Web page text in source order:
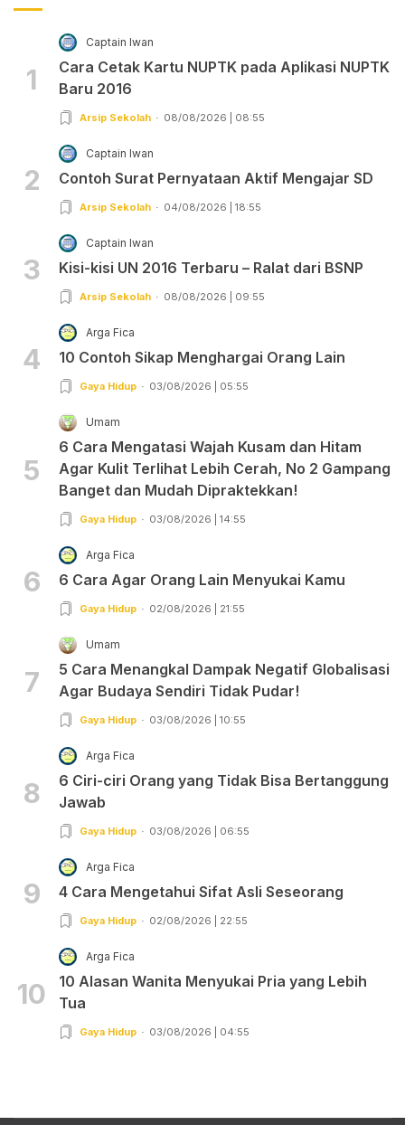
1
Captain Iwan
Cara Cetak Kartu NUPTK pada Aplikasi NUPTK
Baru 2016
Arsip Sekolah 08/08/2026 | 08:55
2
Captain Iwan
Contoh Surat Pernyataan Aktif Mengajar SD
Arsip Sekolah 04/08/2026 | 18:55
3
Captain Iwan
Kisi-kisi UN 2016 Terbaru – Ralat dari BSNP
Arsip Sekolah 08/08/2026 | 09:55
4
Arga Fica
10 Contoh Sikap Menghargai Orang Lain
Gaya Hidup 03/08/2026 | 05:55
5
Umam
6 Cara Mengatasi Wajah Kusam dan Hitam
Agar Kulit Terlihat Lebih Cerah, No 2 Gampang
Banget dan Mudah Dipraktekkan!
Gaya Hidup 03/08/2026 | 14:55
6
Arga Fica
6 Cara Agar Orang Lain Menyukai Kamu
Gaya Hidup 02/08/2026 | 21:55
7
Umam
5 Cara Menangkal Dampak Negatif Globalisasi
Agar Budaya Sendiri Tidak Pudar!
Gaya Hidup 03/08/2026 | 10:55
8
Arga Fica
6 Ciri-ciri Orang yang Tidak Bisa Bertanggung
Jawab
Gaya Hidup 03/08/2026 | 06:55
9
Arga Fica
4 Cara Mengetahui Sifat Asli Seseorang
Gaya Hidup 02/08/2026 | 22:55
10
Arga Fica
10 Alasan Wanita Menyukai Pria yang Lebih
Tua
Gaya Hidup 03/08/2026 | 04:55